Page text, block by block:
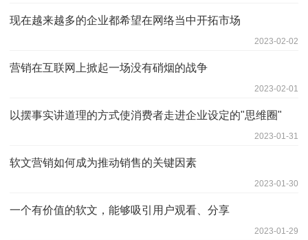
现在越来越多的企业都希望在网络当中开拓市场
2023-02-02
营销在互联网上掀起一场没有硝烟的战争
2023-02-01
以摆事实讲道理的方式使消费者走进企业设定的"思维圈"
2023-01-31
软文营销如何成为推动销售的关键因素
2023-01-30
一个有价值的软文，能够吸引用户观看、分享
2023-01-29